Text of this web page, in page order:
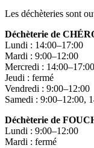
Les déchèteries sont
Déchèterie de
Lundi : 14:00–17:00
Mardi : 9:00–12:00
Mercredi : 14:00–17:00
Jeudi : fermé
Vendredi : 9:00–12:00
Samedi : 9:00–12:00,
Déchèterie de
Lundi : 9:00–12:00
Mardi : fermé